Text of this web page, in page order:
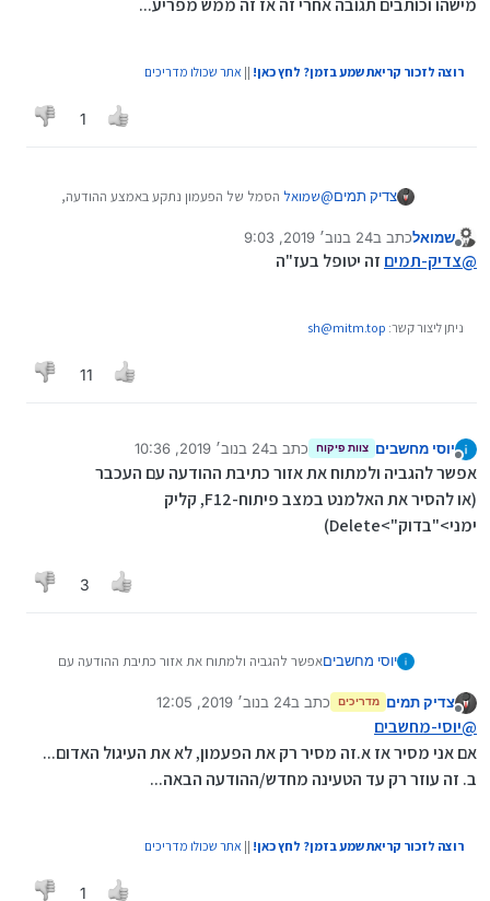
מישהו וכותבים תגובה אחרי זה אז זה ממש מפריע...
רוצה לזכור קריאת שמע בזמן? לחץ כאן! || אתר שכולו מדריכים
1
צדיק תמים@שמואל הסמל של הפעמון נתקע באמצע ההודעה,
מפריע...
מנותק
שמואלכתב ב24 בנוב׳ 2019, 9:03
נערך לאחרונה על ידי
@צדיק-תמים זה יטופל בעז"ה
ניתן ליצור קשר: sh@mitm.top
11
מנותק
יוסי מחשבים צוות פיקוח כתב ב24 בנוב׳ 2019, 10:36
נערך לאחרונה על ידי יוסי מחשבים
אפשר להגביה ולמתוח את אזור כתיבת ההודעה עם העכבר
(או להסיר את האלמנט במצב פיתוח-F12, קליק
ימני>"בדוק">Delete)
3
יוסי מחשביםאפשר להגביה ולמתוח את אזור כתיבת ההודעה עם
מנותק
צדיק תמים מדריכים כתב ב24 בנוב׳ 2019, 12:05
נערך לאחרונה על ידי
@יוסי-מחשבים
אם אני מסיר אז א.זה מסיר רק את הפעמון, לא את העיגול האדום...
ב. זה עוזר רק עד הטעינה מחדש/ההודעה הבאה...
רוצה לזכור קריאת שמע בזמן? לחץ כאן! || אתר שכולו מדריכים
1